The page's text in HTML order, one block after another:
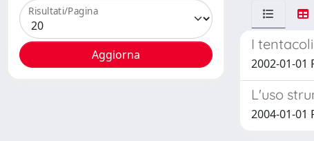
Risultati/Pagina
I
2002-01-01
L'uso
2004-01-01